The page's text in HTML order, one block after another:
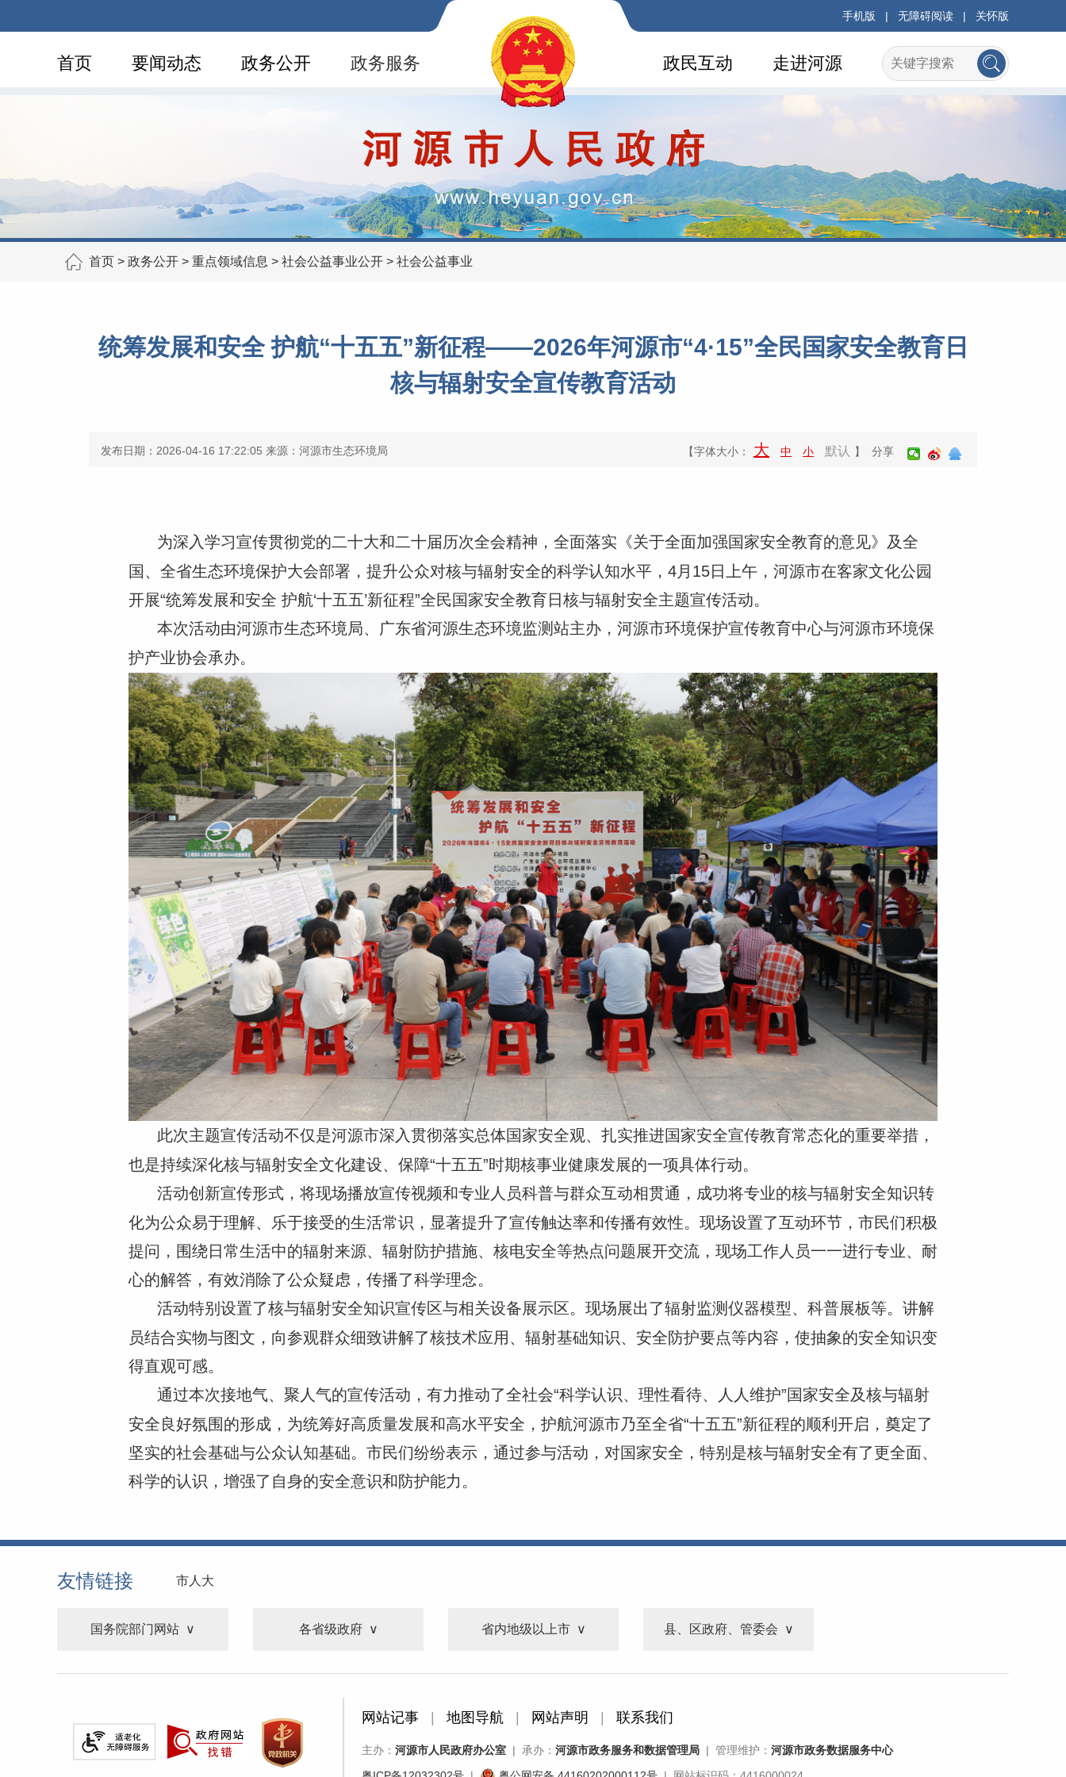
手机版 | 无障碍阅读 | 关怀版
首页 要闻动态 政务公开 政务服务 走进河源
政民互动
首页 > 政务公开 > 重点领域信息 > 社会公益事业公开 > 社会公益事业
统筹发展和安全 护航“十五五”新征程——2026年河源市“4·15”全民国家安全教育日
核与辐射安全宣传教育活动
发布日期：2026-04-16 17:22:05 来源：河源市生态环境局 【字体大小： 大 中 小 默认 】 分享
为深入学习宣传贯彻党的二十大和二十届历次全会精神，全面落实《关于全面加强国家安全教育的意见》及全
国、全省生态环境保护大会部署，提升公众对核与辐射安全的科学认知水平，4月15日上午，河源市在客家文化公园
开展“统筹发展和安全 护航‘十五五’新征程”全民国家安全教育日核与辐射安全主题宣传活动。
本次活动由河源市生态环境局、广东省河源生态环境监测站主办，河源市环境保护宣传教育中心与河源市环境保
护产业协会承办。
此次主题宣传活动不仅是河源市深入贯彻落实总体国家安全观、扎实推进国家安全宣传教育常态化的重要举措，
也是持续深化核与辐射安全文化建设、保障“十五五”时期核事业健康发展的一项具体行动。
活动创新宣传形式，将现场播放宣传视频和专业人员科普与群众互动相贯通，成功将专业的核与辐射安全知识转
化为公众易于理解、乐于接受的生活常识，显著提升了宣传触达率和传播有效性。现场设置了互动环节，市民们积极
提问，围绕日常生活中的辐射来源、辐射防护措施、核电安全等热点问题展开交流，现场工作人员一一进行专业、耐
心的解答，有效消除了公众疑虑，传播了科学理念。
活动特别设置了核与辐射安全知识宣传区与相关设备展示区。现场展出了辐射监测仪器模型、科普展板等。讲解
员结合实物与图文，向参观群众细致讲解了核技术应用、辐射基础知识、安全防护要点等内容，使抽象的安全知识变
得直观可感。
通过本次接地气、聚人气的宣传活动，有力推动了全社会“科学认识、理性看待、人人维护”国家安全及核与辐射
安全良好氛围的形成，为统筹好高质量发展和高水平安全，护航河源市乃至全省“十五五”新征程的顺利开启，奠定了
坚实的社会基础与公众认知基础。市民们纷纷表示，通过参与活动，对国家安全，特别是核与辐射安全有了更全面、
科学的认识，增强了自身的安全意识和防护能力。
友情链接 市人大
国务院部门网站 各省级政府 省内地级以上市 县、区政府、管委会
网站记事 地图导航 网站声明 联系我们
主办： 河源市人民政府办公室 | 承办： 河源市政务服务和数据管理局 | 管理维护： 河源市政务数据服务中心